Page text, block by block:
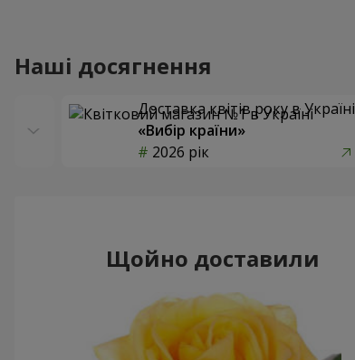
Наші досягнення
Доставка квітів року в Україні
«Вибір країни»
2026 рік
Щойно доставили